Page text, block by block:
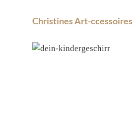
Christines Art-ccessoires